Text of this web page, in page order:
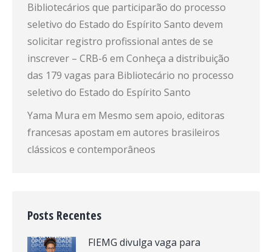
Bibliotecários que participarão do processo
seletivo do Estado do Espírito Santo devem
solicitar registro profissional antes de se
inscrever – CRB-6 em Conheça a distribuição
das 179 vagas para Bibliotecário no processo
seletivo do Estado do Espírito Santo
Yama Mura em Mesmo sem apoio, editoras
francesas apostam em autores brasileiros
clássicos e contemporâneos
Posts Recentes
FIEMG divulga vaga para